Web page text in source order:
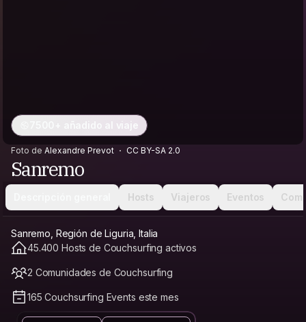
7500+ añadido al viaje
Foto de Alexandre Prevot CC BY-SA 2.0
Sanremo
Hosts Viajeros Eventos
Sanremo, Región de Liguria, Italia
45.400 Hosts de Couchsurfing activos
2 Comunidades de Couchsurfing
165 Couchsurfing Events este mes